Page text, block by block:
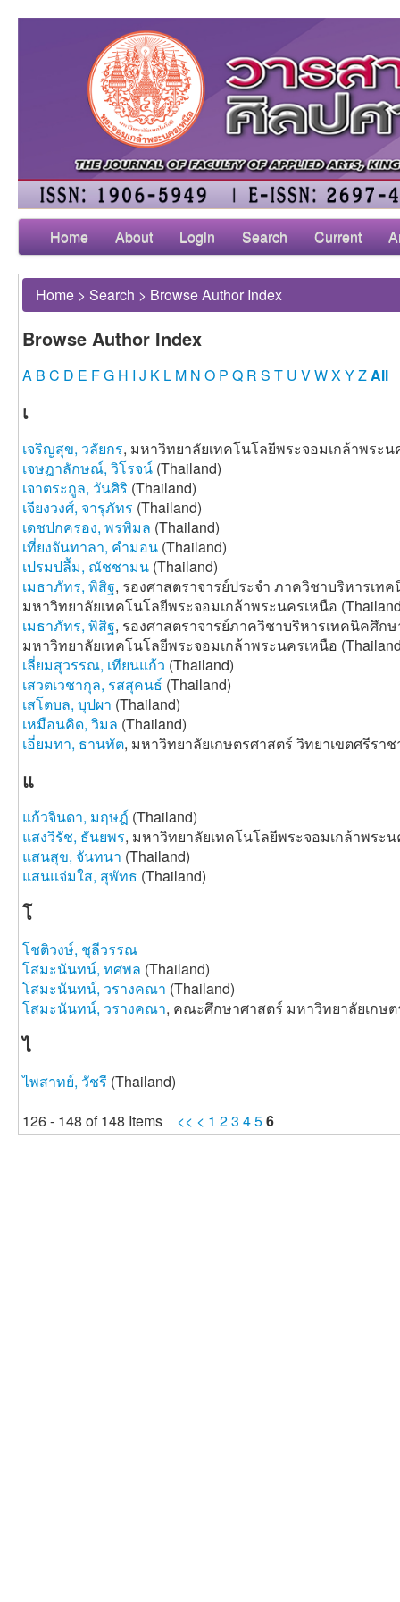
Home About Login Search Current
Home > Search > Browse Author Index
Browse Author Index
A B C D E FG H I J K L M N O P Q R S T U VWXYZAll
เ
เจริญสุข, วลัยกร, มหาวิทยาลัยเทคโนโลยีพระจอมเกล้าพระน
เจษฎาลักษณ์, วิโรจน์ (Thailand)
เจาตระกูล, วันศิริ (Thailand)
เจียงวงศ์, จารุภัทร (Thailand)
เดชปกครอง, พรพิมล (Thailand)
เที่ยงจันทาลา, คำมอน (Thailand)
เปรมปลื้ม, ณัชชามน (Thailand)
เมธาภัทร, พิสิฐ, รองศาสตราจารย์ประจำ ภาควิชาบริหารเ
มหาวิทยาลัยเทคโนโลยีพระจอมเกล้าพระนครเหนือ
เมธาภัทร, พิสิฐ, รองศาสตราจารย์ภาควิชาบริหารเทคนิคศึ
มหาวิทยาลัยเทคโนโลยีพระจอมเกล้าพระนครเหนือ
เลี่ยมสุวรรณ, เทียนแก้ว (Thailand)
เสวตเวชากุล, รสสุคนธ์ (Thailand)
เสโตบล, บุปผา (Thailand)
เหมือนคิด, วิมล (Thailand)
เอี่ยมทา, ธานทัต, มหาวิทยาลัยเกษตรศาสตร์ วิทยาเขตศรีราช
แ
แก้วจินดา, มฤษฎ์ (Thailand)
แสงวิรัช, ธันยพร, มหาวิทยาลัยเทคโนโลยีพระจอมเกล้าพระ
แสนสุข, จันทนา (Thailand)
แสนแจ่มใส, สุพัทธ (Thailand)
โ
โชติวงษ์, ชุลีวรรณ
โสมะนันทน์, ทศพล (Thailand)
โสมะนันทน์, วรางคณา (Thailand)
โสมะนันทน์, วรางคณา, คณะศึกษาศาสตร์ มหาวิทยาลัยเกษต
ไ
ไพสาทย์, วัชรี (Thailand)
126 - 148 of 148 Items << < 1 23 456